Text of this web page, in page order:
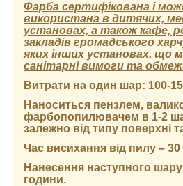
Фарба сертифікована і
використана в дитячих,
установах, а також кафе,
закладів громадського
яких інших установах, що
санітарні вимоги та
Витрати на один шар: 100-
Наноситься пензлем,
фарбопопилювачем в 1-2
залежно від типу поверхні
Час висихання від пилу –
Нанесення наступного шару
години.